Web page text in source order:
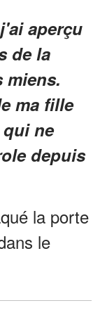
aperçu
de la
miens.
ma fille
ne
depuis
la porte
le